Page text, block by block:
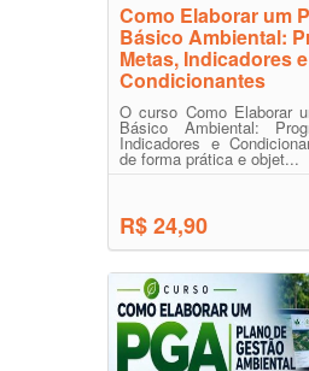
Como Elaborar um
Básico Ambiental:
Metas, Indicadores e
Condicionantes
O curso Como Elaborar
Básico Ambiental:
Indicadores e
de forma prática e objet...
R$ 24,90